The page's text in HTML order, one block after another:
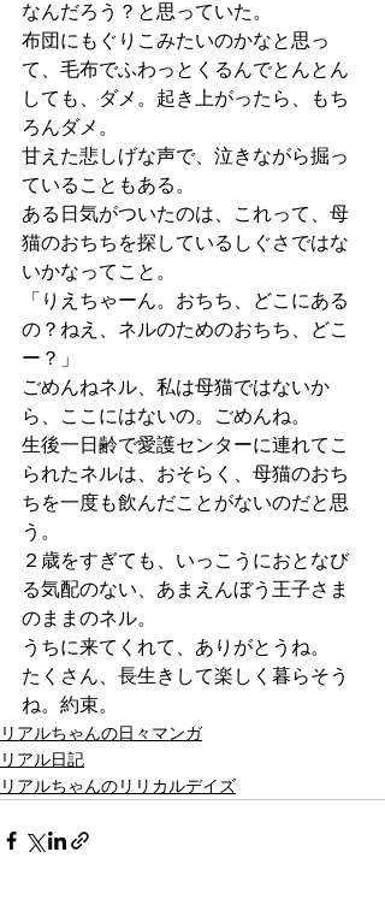
なんだろう？と思っていた。
布団にもぐりこみたいのかなと思っ
て、毛布でふわっとくるんでとんとん
しても、ダメ。起き上がったら、もち
ろんダメ。
甘えた悲しげな声で、泣きながら掘っ
ていることもある。
ある日気がついたのは、これって、母
猫のおちちを探しているしぐさではな
いかなってこと。
「りえちゃーん。おちち、どこにある
の？ねえ、ネルのためのおちち、どこ
ー？」
ごめんねネル、私は母猫ではないか
ら、ここにはないの。ごめんね。
生後一日齢で愛護センターに連れてこ
られたネルは、おそらく、母猫のおち
ちを一度も飲んだことがないのだと思
う。
２歳をすぎても、いっこうにおとなび
る気配のない、あまえんぼう王子さま
のままのネル。
うちに来てくれて、ありがとうね。
たくさん、長生きして楽しく暮らそう
ね。約束。
リアルちゃんの日々マンガ
リアル日記
リアルちゃんのリリカルデイズ